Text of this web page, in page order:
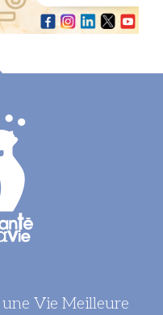
Vie Meilleure